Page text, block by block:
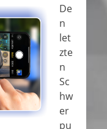
De
n
let
zte
n
Sc
hw
er
pu